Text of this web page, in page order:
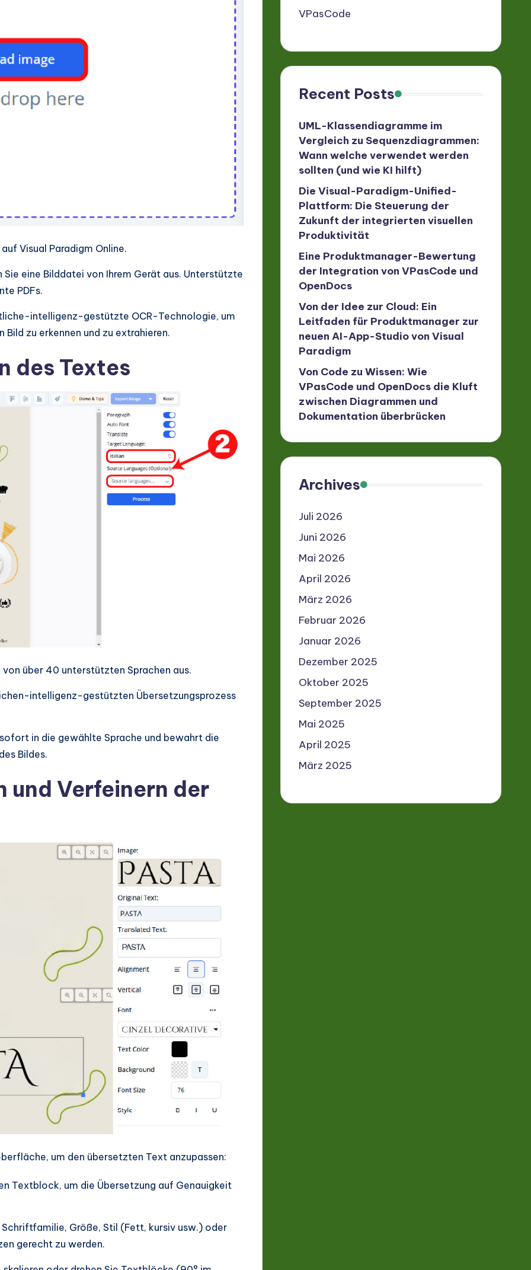
Visual Paradigm Online.
Sie eine Bilddatei von Ihrem Gerät aus. Unterstützte
PDFs.
intelligenz-gestützte OCR-Technologie, um
zu erkennen und zu extrahieren.
des Textes
von über 40 unterstützten Sprachen aus.
intelligenz-gestützten Übersetzungsprozess
in die gewählte Sprache und bewahrt die
Bildes.
Verfeinern der
um den übersetzten Text anzupassen:
Textblock, um die Übersetzung auf Genauigkeit
Schriftfamilie, Größe, Stil (Fett, kursiv usw.) oder
gerecht zu werden.
VPasCode
Recent Posts
UML-Klassendiagramme im
Vergleich zu Sequenzdiagrammen:
Wann welche verwendet werden
sollten (und wie KI hilft)
Die Visual-Paradigm-Unified-
Plattform: Die Steuerung der
Zukunft der integrierten visuellen
Produktivität
Eine Produktmanager-Bewertung
der Integration von VPasCode und
OpenDocs
Von der Idee zur Cloud: Ein
Leitfaden für Produktmanager zur
neuen AI-App-Studio von Visual
Paradigm
Von Code zu Wissen: Wie
VPasCode und OpenDocs die Kluft
zwischen Diagrammen und
Dokumentation überbrücken
Archives
Juli 2026
Juni 2026
Mai 2026
April 2026
März 2026
Februar 2026
Januar 2026
Dezember 2025
Oktober 2025
September 2025
Mai 2025
April 2025
März 2025